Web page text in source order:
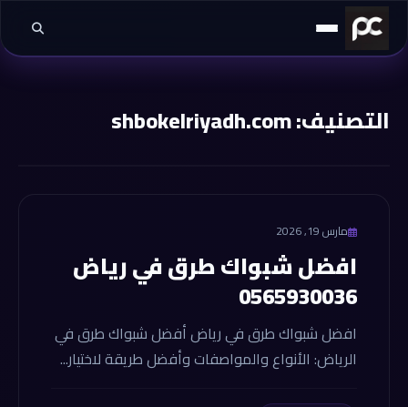
تخطي إلى المحتوى
التصنيف:shbokelriyadh.com
مارس 19, 2026
افضل شبواك طرق في رياض
0565930036
افضل شبواك طرق في رياض أفضل شبواك طرق في
الرياض: الأنواع والمواصفات وأفضل طريقة لاختيار...